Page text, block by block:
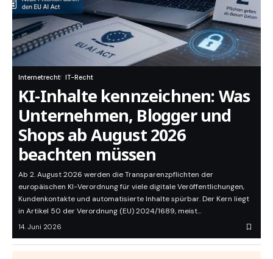
Internetrecht IT-Recht
KI-Inhalte kennzeichnen: Was
Unternehmen, Blogger und
Shops ab August 2026
beachten müssen
Ab 2. August 2026 werden die Transparenzpflichten der
europäischen KI-Verordnung für viele digitale Veröffentlichungen,
Kundenkontakte und automatisierte Inhalte spürbar. Der Kern liegt
in Artikel 50 der Verordnung (EU) 2024/1689, meist…
14. Juni 2026